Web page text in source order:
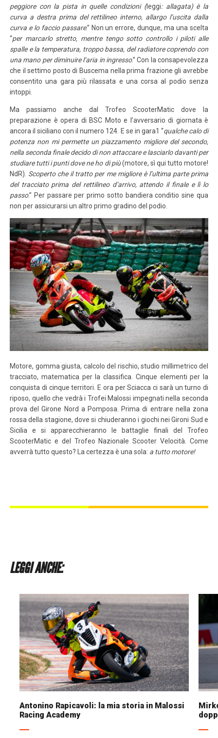
peggiore con la pista in quelle condizioni (leggi: allagata) è la
curva a destra prima del rettilineo interno, allargo l’uscita dalla
curva e lo faccio passare.” Non un errore, dunque, ma una scelta
“per marcarlo stretto, mentre tengo sotto controllo i piloti alle
spalle e la temperatura, troppo bassa, del radiatore coprendo con
una mano per diminuire l’aria in ingresso.” Con la consapevolezza
che il settimo posto di Buscema nella prima frazione gli avrebbe
consentito una gara più rilassata e una corsa al podio senza
intoppi.
Ma passiamo anche dal Trofeo ScooterMatic dove la
preparazione è opera di BSC Moto e l’avversario di giornata è
ancora il siciliano con il numero 124. E se in gara1 “qualche calo di
potenza non mi permette un piazzamento migliore del secondo,
nella seconda finale decido di non attaccare e lasciarlo davanti per
studiare tutti i punti dove ne ho di più(motore, sì qui tutto motore!
NdR). Scoperto che il tratto per me migliore è l’ultima parte prima
del tracciato prima del rettilineo d’arrivo, attendo il finale e lì lo
passo.” Per passare per primo sotto bandiera conditio sine qua
non per assicurarsi un altro primo gradino del podio.
Motore, gomma giusta, calcolo del rischio, studio millimetrico del
tracciato, matematica per la classifica. Cinque elementi per la
conquista di cinque territori. E ora per Sciacca ci sarà un turno di
riposo, quello che vedrà i Trofei Malossi impegnati nella seconda
prova del Girone Nord a Pomposa. Prima di entrare nella zona
rossa della stagione, dove si chiuderanno i giochi nei Gironi Sud e
Sicilia e si apparecchieranno le battaglie finali del Trofeo
ScooterMatic e del Trofeo Nazionale Scooter Velocità. Come
avverrà tutto questo? La certezza è una sola: a tutto motore!
LEGGI ANCHE:
Antonino Rapicavoli: la mia storia in Malossi
Racing Academy